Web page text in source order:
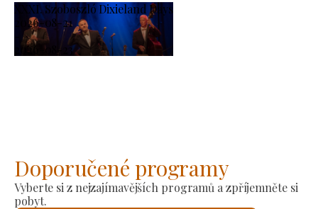
XXXI. Szoboszló Dixieland Days
2026-08-21
-
2026-08-23
Doporučené programy
Vyberte si z nejzajímavějších programů a zpříjemněte si
pobyt.